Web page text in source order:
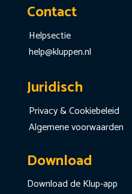
Contact
Helpsectie
help@kluppen.nl
Juridisch
Privacy & Cookiebeleid
Algemene voorwaarden
Download
Download de Klup-app